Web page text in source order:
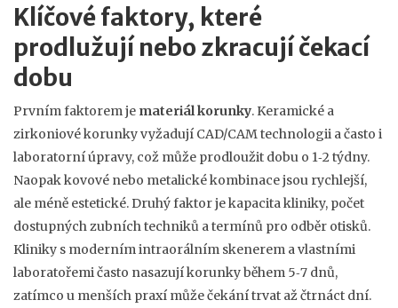
Klíčové faktory, které
prodlužují nebo zkracují čekací
dobu
Prvním faktorem je materiál korunky. Keramické a
zirkoniové korunky vyžadují CAD/CAM technologii a často i
laboratorní úpravy, což může prodloužit dobu o 1‑2 týdny.
Naopak kovové nebo metalické kombinace jsou rychlejší,
ale méně estetické. Druhý faktor jekapacita kliniky, počet
dostupných zubních techniků a termínů pro odběr otisků.
Kliniky s moderním intraorálním skenerem a vlastními
laboratořemi často nasazují korunky během 5‑7 dnů,
zatímco u menších praxí může čekání trvat až čtrnáct dní.